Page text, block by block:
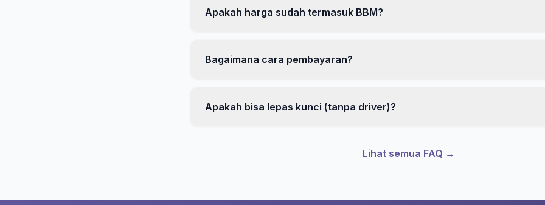
Apakah harga sudah termasuk BBM?
Bagaimana cara pembayaran?
Apakah bisa lepas kunci (tanpa driver)?
Lihat semua FAQ →